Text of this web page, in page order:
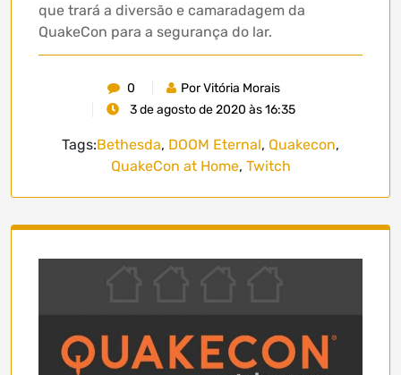
que trará a diversão e camaradagem da
QuakeCon para a segurança do lar.
0
Por Vitória Morais
3 de agosto de 2020 às 16:35
Tags:Bethesda, DOOM Eternal, Quakecon,
QuakeCon at Home, Twitch